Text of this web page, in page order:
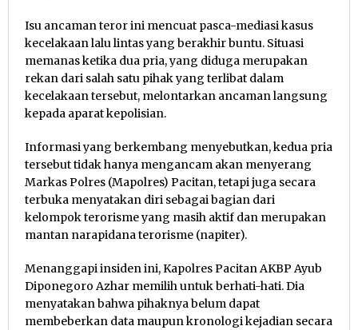
Isu ancaman teror ini mencuat pasca-mediasi kasus
kecelakaan lalu lintas yang berakhir buntu. Situasi
memanas ketika dua pria, yang diduga merupakan
rekan dari salah satu pihak yang terlibat dalam
kecelakaan tersebut, melontarkan ancaman langsung
kepada aparat kepolisian.
Informasi yang berkembang menyebutkan, kedua pria
tersebut tidak hanya mengancam akan menyerang
Markas Polres (Mapolres) Pacitan, tetapi juga secara
terbuka menyatakan diri sebagai bagian dari
kelompok terorisme yang masih aktif dan merupakan
mantan narapidana terorisme (napiter).
Menanggapi insiden ini, Kapolres Pacitan AKBP Ayub
Diponegoro Azhar memilih untuk berhati-hati. Dia
menyatakan bahwa pihaknya belum dapat
membeberkan data maupun kronologi kejadian secara